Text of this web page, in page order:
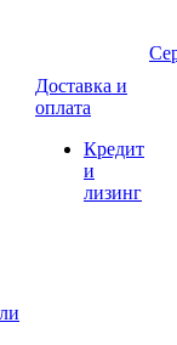
Доставка и
оплата
Кредит
и
лизинг